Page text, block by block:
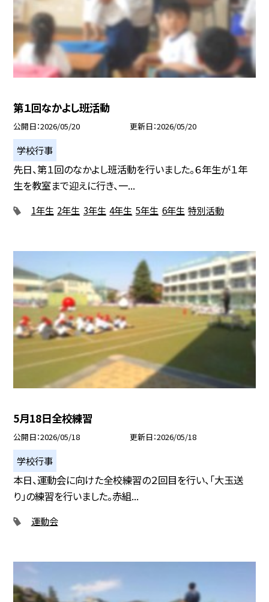
第１回なかよし班活動
公開日 2026/05/20 更新日 2026/05/20
学校行事
先日、第１回のなかよし班活動を行いました。６年生が１年
生を教室まで迎えに行き、一...
1年生 2年生 3年生 4年生 5年生 6年生 特別活動
5月18日全校練習
公開日 2026/05/18 更新日 2026/05/18
学校行事
本日、運動会に向けた全校練習の２回目を行い、「大玉送
り」の練習を行いました。赤組...
運動会